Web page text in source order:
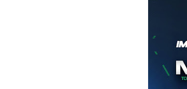
NOVOS CAMPEÕES DE
REVIRAVOLTA